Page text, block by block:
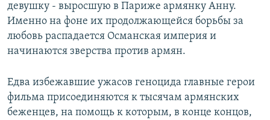
девушку - выросшую в Париже армянку Анну.
Именно на фоне их продолжающейся борьбы за
любовь распадается Османская империя и
начинаются зверства против армян.
Едва избежавшие ужасов геноцида главные герои
фильма присоединяются к тысячам армянских
беженцев, на помощь к которым, в конце концов,